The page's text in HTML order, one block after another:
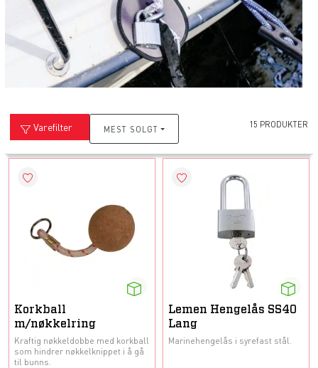
Varefilter MEST SOLGT 15 PRODUKTER
Korkball
m/nøkkelring
Kraftig nøkkeldobbe med korkball
som hindrer nøkkelknippet i å gå
til bunns.
Lemen Hengelås SS40
Lang
Marinehengelås i syrefast stål.